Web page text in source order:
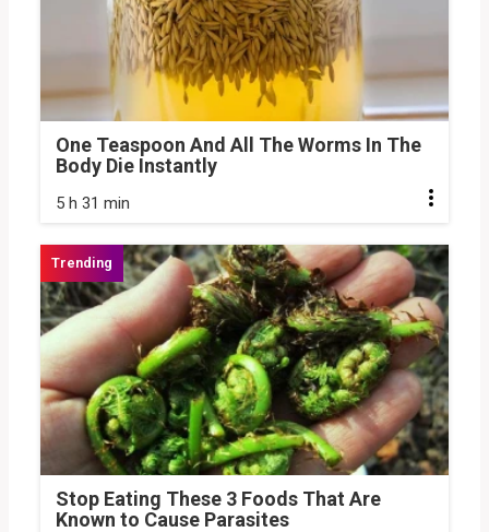
One Teaspoon And All The Worms In The
Body Die Instantly
5 h 31 min
Stop Eating These 3 Foods That Are
Known to Cause Parasites